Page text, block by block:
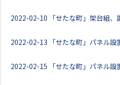
2022-02-10 「せたな町」架台組
2022-02-13 「せたな町」パネル設
2022-02-15 「せたな町」パネル